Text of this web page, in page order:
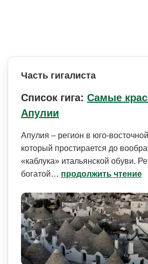
Часть гигалиста
Список гига: Самые
Апулии
Апулия – регион в юго-
который простирается до
«каблука» итальянской обуви.
богатой… продолжить чтение